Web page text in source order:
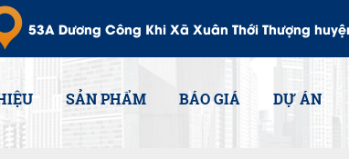
53A Dương Công Khi Xã Xuân Thới Thượng
SẢN PHẨM BÁO GIÁ DỰ ÁN